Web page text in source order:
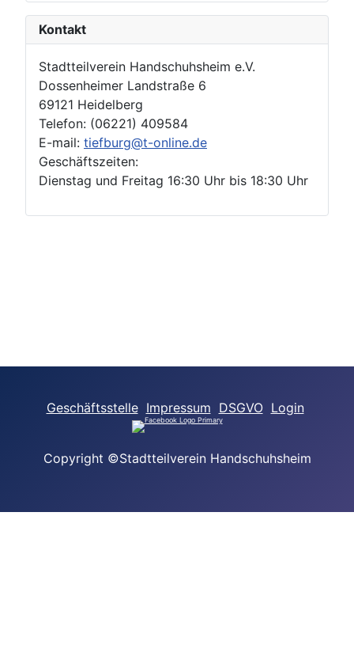
Kontakt
Stadtteilverein Handschuhsheim e.V.
Dossenheimer Landstraße 6
69121 Heidelberg
Telefon: (06221) 409584
E-mail: tiefburg@t-online.de
Geschäftszeiten:
Dienstag und Freitag 16:30 Uhr bis 18:30 Uhr
Geschäftsstelle Impressum DSGVO Login
Copyright ©Stadtteilverein Handschuhsheim